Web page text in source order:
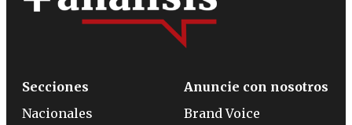
Secciones
Nacionales
Anuncie con nosotros
Brand Voice